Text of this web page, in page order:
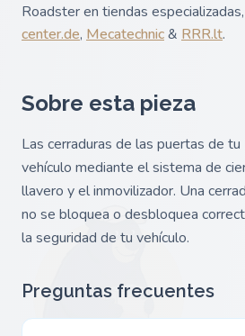
Roadster en tiendas
center.de, Mecatechnic& RRR.lt.
Sobre esta pieza
Las cerraduras de las puertas de
vehículo mediante el sistema de
llavero y el inmovilizador. Una
no se bloquea o desbloquea
la seguridad de tu vehículo.
Preguntas frecuentes